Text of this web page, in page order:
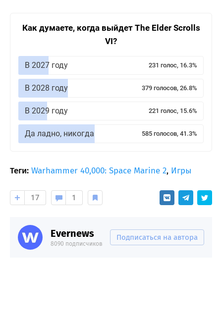
Как думаете, когда выйдет The Elder Scrolls
VI?
В 2027 году 231 голос, 16.3%
В 2028 году 379 голосов, 26.8%
В 2029 году 221 голос, 15.6%
Да ладно, никогда 585 голосов, 41.3%
Теги: Warhammer 40,000: Space Marine 2, Игры
17 1
Evernews
8090 подписчиков
Подписаться на автора